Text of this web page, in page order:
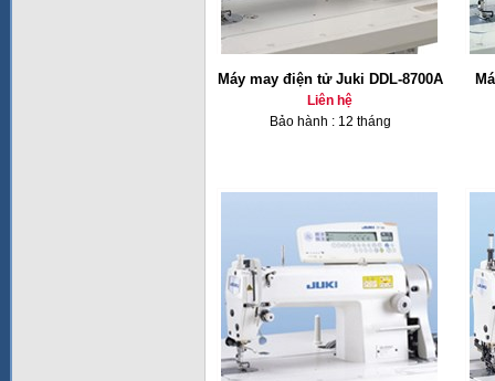
Máy may điện tử Juki DDL-8700A
Liên hệ
Bảo hành : 12 tháng